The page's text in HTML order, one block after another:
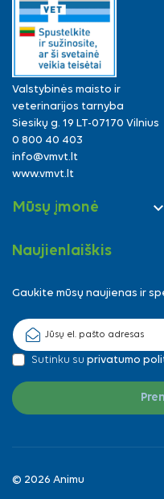
Valstybinės maisto ir
veterinarijos tarnyba
Siesikų g. 19 LT-07170 Vilnius
0 800 40 403
info@vmvt.lt
www.vmvt.lt
Mūsų įmonė 
Naujienlaiškis
Gaukite mūsų naujienas ir
Sutinku su privatumo
© 2026 Animu